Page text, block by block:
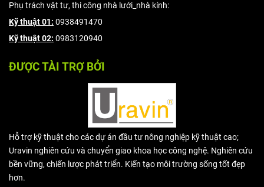
Phụ trách vật tư, thi công nhà lưới_nhà kính:
Kỹ thuật 01: 0938491470
Kỹ thuật 02: 0983120940
ĐƯỢC TÀI TRỢ BỞI
Hỗ trợ kỹ thuật cho các dự án đầu tư nông nghiệp kỹ thuật cao;
Uravin nghiên cứu và chuyển giao khoa học công nghệ. Nghiên cứu
bền vững, chiến lược phát triển. Kiến tạo môi trường sống tốt đẹp
hơn.